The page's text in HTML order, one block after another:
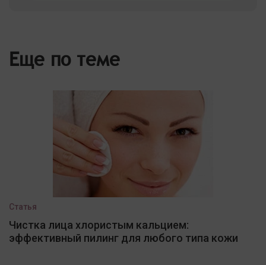
Еще по теме
Статья
Чистка лица хлористым кальцием:
эффективный пилинг для любого типа кожи